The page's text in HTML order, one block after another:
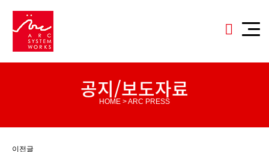
공지/보도자료
HOME > ARC PRESS
이전글